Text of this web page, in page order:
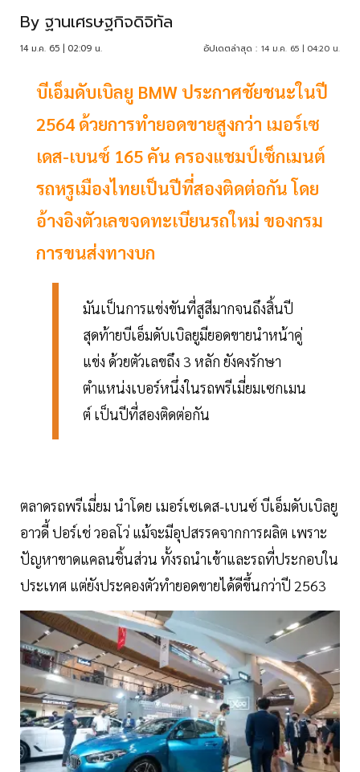
By ฐานเศรษฐกิจดิจิทัล
14 ม.ค. 65 | 02:09 น. อัปเดตล่าสุด : 14 ม.ค. 65 | 04:20 น.
บีเอ็มดับเบิลยู BMW ประกาศชัยชนะในปี
2564 ด้วยการทำยอดขายสูงกว่า เมอร์เซ
เดส-เบนซ์ 165 คัน ครองแชมป์เซ็กเมนต์
รถหรูเมืองไทยเป็นปีที่สองติดต่อกัน โดย
อ้างอิงตัวเลขจดทะเบียนรถใหม่ ของกรม
การขนส่งทางบก
มันเป็นการแข่งขันที่สูสีมากจนถึงสิ้นปี
สุดท้ายบีเอ็มดับเบิลยูมียอดขายนำหน้าคู่
แข่ง ด้วยตัวเลขถึง 3 หลัก ยังคงรักษา
ตำแหน่งเบอร์หนึ่งในรถพรีเมี่ยมเซกเมน
ต์ เป็นปีที่สองติดต่อกัน
ตลาดรถพรีเมี่ยม นำโดย เมอร์เซเดส-เบนซ์ บีเอ็มดับเบิลยู
อาวดี้ ปอร์เช่ วอลโว่ แม้จะมีอุปสรรคจากการผลิต เพราะ
ปัญหาขาดแคลนชิ้นส่วน ทั้งรถนำเข้าและรถที่ประกอบใน
ประเทศ แต่ยังประคองตัวทำยอดขายได้ดีขึ้นกว่าปี 2563